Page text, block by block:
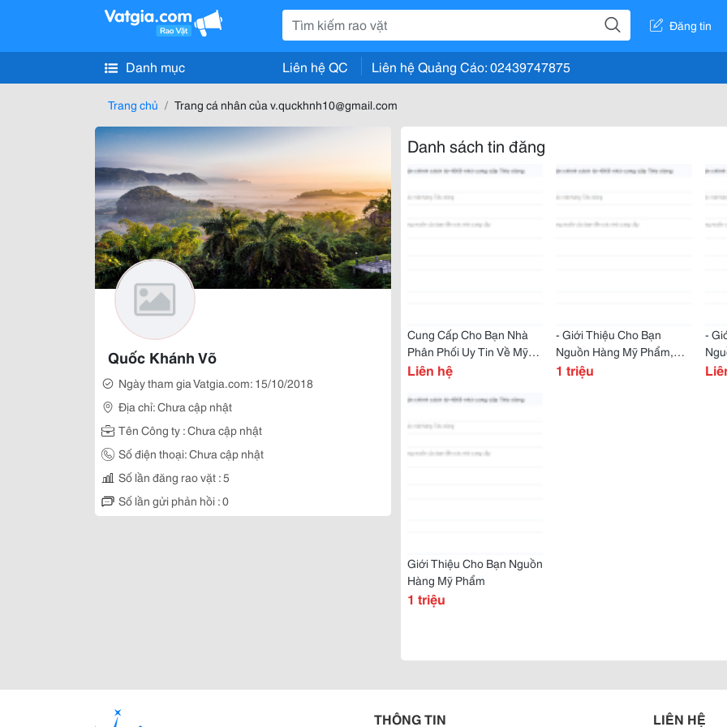
Đăng tin
Danh mục Liên hệ QC Liên hệ Quảng Cáo: 02439747875
Trang chủ Trang cá nhân của v.quckhnh10@gmail.com
Quốc Khánh Võ
Ngày tham gia Vatgia.com: 15/10/2018
Địa chỉ: Chưa cập nhật
Tên Công ty : Chưa cập nhật
Số điện thoại: Chưa cập nhật
Số lần đăng rao vặt : 5
Số lần gửi phản hồi : 0
Danh sách tin đăng
Cung Cấp Cho Bạn Nhà
Phân Phối Uy Tin Về Mỹ
Phẩm Chất Lượng
Liên hệ
- Giới Thiệu Cho Bạn
Nguồn Hàng Mỹ Phẩm,
Cách Tìm Nguồn Hàng
1 triệu
-
Giới Thiệu Cho Bạn Nguồn
Hàng Mỹ Phẩm
1 triệu
THÔNG TIN LIÊN HỆ